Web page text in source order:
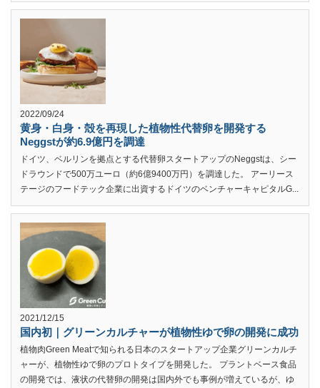
2022/09/24
黄身・白身・殻を再現した植物性代替卵を開発する
Neggstが約6.9億円を調達
ドイツ、ベルリンを拠点とする代替卵スタートアップのNeggstは、シー
ドラウンドで500万ユーロ（約6億9400万円）を調達した。 アーリース
テージのフードテック企業に出資するドイツのベンチャーキャピタルG...
2021/12/15
国内初｜グリーンカルチャーが植物性ゆで卵の開発に成功
植物肉Green Meatで知られる日本のスタートアップ企業グリーンカルチ
ャーが、植物性ゆで卵のプロトタイプを開発した。 プラントベース食品
の開発では、液状の代替卵の開発は国内外でも事例が増えているが、ゆ